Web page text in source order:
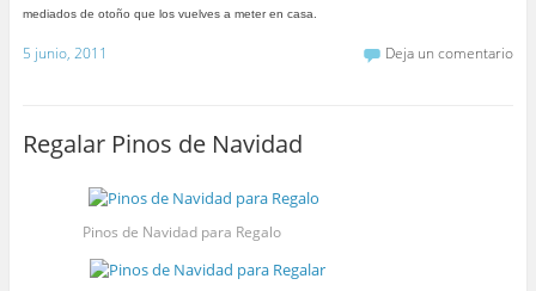
mediados de otoño que los vuelves a meter en casa.
5 junio, 2011 Deja un comentario
Regalar Pinos de Navidad
Pinos de Navidad para Regalo